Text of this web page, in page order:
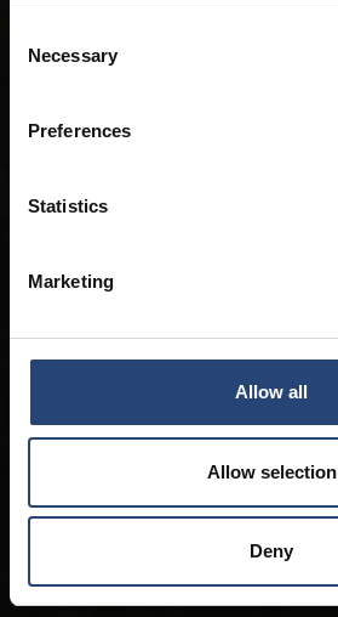
Selection
Necessary
Preferences
Statistics
Marketing
Allow all
Allow selection
Deny